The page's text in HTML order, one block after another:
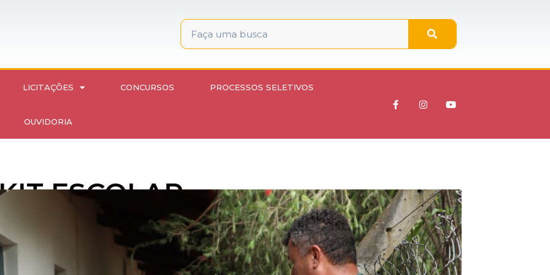
LICITAÇÕES CONCURSOS PROCESSOS SELETIVOS
OUVIDORIA
ESCOLAR